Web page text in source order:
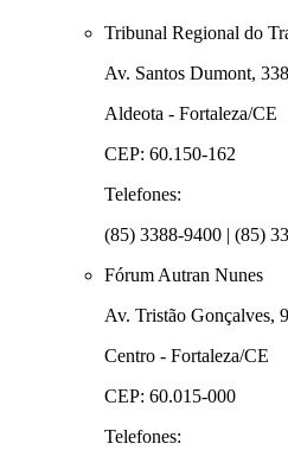
Tribunal Regional do
Av. Santos Dumont,
Aldeota - Fortaleza/CE
CEP: 60.150-162
Telefones:
(85) 3388-9400 | (85)
Fórum Autran Nunes
Av. Tristão Gonçalves,
Centro - Fortaleza/CE
CEP: 60.015-000
Telefones: